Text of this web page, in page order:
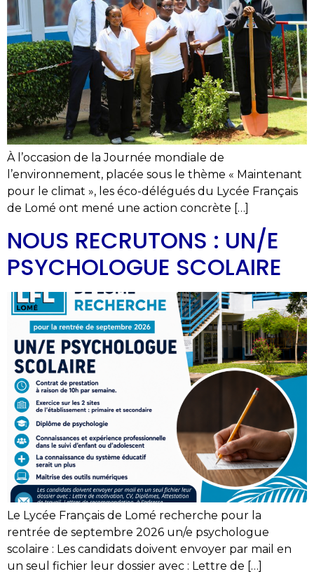
À l’occasion de la Journée mondiale de
l’environnement, placée sous le thème « Maintenant
pour le climat », les éco-délégués du Lycée Français
de Lomé ont mené une action concrète […]
NOUS RECRUTONS : UN/E
PSYCHOLOGUE SCOLAIRE
Le Lycée Français de Lomé recherche pour la
rentrée de septembre 2026 un/e psychologue
scolaire : Les candidats doivent envoyer par mail en
un seul fichier leur dossier avec : Lettre de […]